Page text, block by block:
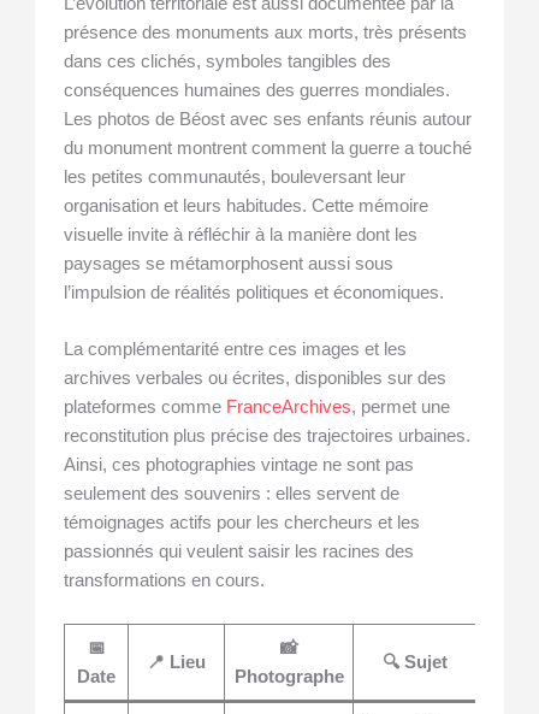
présence des monuments aux morts, très présents
dans ces clichés, symboles tangibles des
conséquences humaines des guerres mondiales.
Les photos de Béost avec ses enfants réunis autour
du monument montrent comment la guerre a touché
les petites communautés, bouleversant leur
organisation et leurs habitudes. Cette mémoire
visuelle invite à réfléchir à la manière dont les
paysages se métamorphosent aussi sous
l’impulsion de réalités politiques et économiques.
La complémentarité entre ces images et les
archives verbales ou écrites, disponibles sur des
plateformes comme FranceArchives, permet une
reconstitution plus précise des trajectoires urbaines.
Ainsi, ces photographies vintage ne sont pas
seulement des souvenirs : elles servent de
témoignages actifs pour les chercheurs et les
passionnés qui veulent saisir les racines des
transformations en cours.
📅
Date
📍 Lieu
📸
Photographe
🔍 Sujet